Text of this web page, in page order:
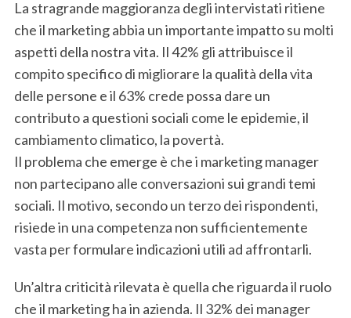
La stragrande maggioranza degli intervistati ritiene
che il marketing abbia un importante impatto su molti
aspetti della nostra vita. Il 42% gli attribuisce il
compito specifico di migliorare la qualità della vita
delle persone e il 63% crede possa dare un
contributo a questioni sociali come le epidemie, il
cambiamento climatico, la povertà.
Il problema che emerge è che i marketing manager
non partecipano alle conversazioni sui grandi temi
sociali. Il motivo, secondo un terzo dei rispondenti,
risiede in una competenza non sufficientemente
vasta per formulare indicazioni utili ad affrontarli.
Un’altra criticità rilevata è quella che riguarda il ruolo
che il marketing ha in azienda. Il 32% dei manager